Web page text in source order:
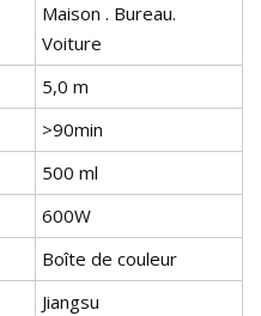
Maison . Bureau.
Voiture
5,0 m
>90min
500 ml
600W
Boîte de couleur
Jiangsu